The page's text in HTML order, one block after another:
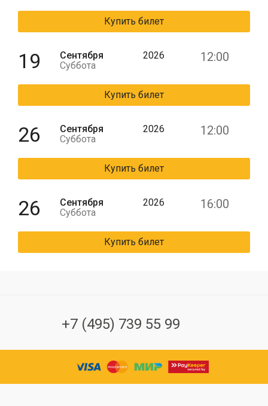
Купить билет
19
Сентября
Суббота
2026 12:00
Купить билет
26
Сентября
Суббота
2026 12:00
Купить билет
26
Сентября
Суббота
2026 16:00
Купить билет
+7 (495) 739 55 99